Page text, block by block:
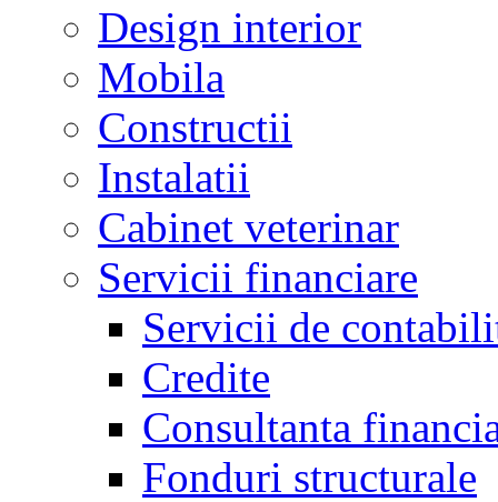
Design interior
Mobila
Constructii
Instalatii
Cabinet veterinar
Servicii financiare
Servicii de
Credite
Consultanta
Fonduri structurale